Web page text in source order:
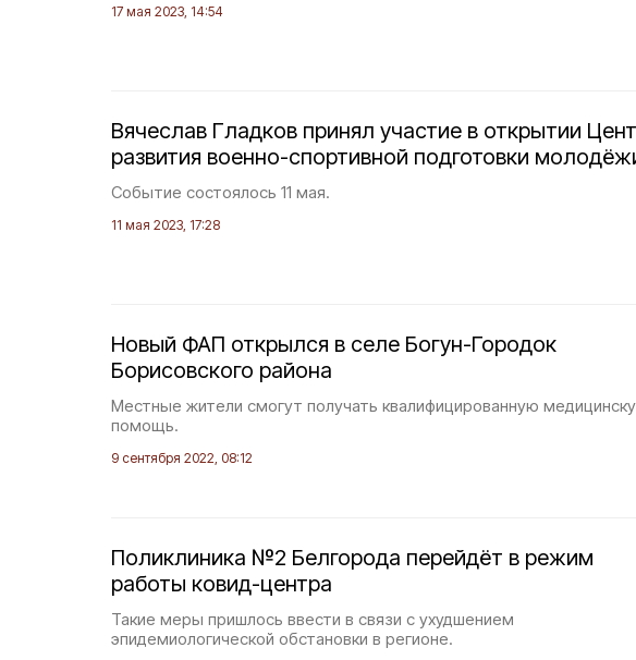
17 мая 2023, 14:54
Вячеслав Гладков принял участие в открытии
развития военно-спортивной подготовки
Событие состоялось 11 мая.
11 мая 2023, 17:28
Новый ФАП открылся в селе Богун-Городок
Борисовского района
Местные жители смогут получать квалифицированную
помощь.
9 сентября 2022, 08:12
Поликлиника №2 Белгорода перейдёт в режим
работы ковид-центра
Такие меры пришлось ввести в связи с ухудшением
эпидемиологической обстановки в регионе.